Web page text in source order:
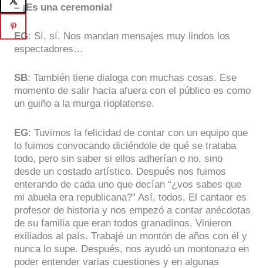
– ¡Es una ceremonia!
EG: Sí, sí. Nos mandan mensajes muy lindos los
espectadores…
SB: También tiene dialoga con muchas cosas. Ese
momento de salir hacia afuera con el público es como
un guiño a la murga rioplatense.
EG: Tuvimos la felicidad de contar con un equipo que
lo fuimos convocando diciéndole de qué se trataba
todo, pero sin saber si ellos adherían o no, sino
desde un costado artístico. Después nos fuimos
enterando de cada uno que decían “¿vos sabes que
mi abuela era republicana?” Así, todos. El cantaor es
profesor de historia y nos empezó a contar anécdotas
de su familia que eran todos granadínos. Vinieron
exiliados al país. Trabajé un montón de años con él y
nunca lo supe. Después, nos ayudó un montonazo en
poder entender varias cuestiones y en algunas